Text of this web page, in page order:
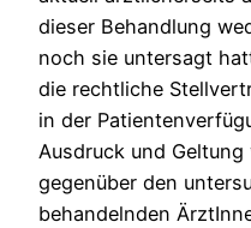
dieser Behandlung
noch sie untersagt
die rechtliche
in der
Ausdruck und
gegenüber den
behandelnden